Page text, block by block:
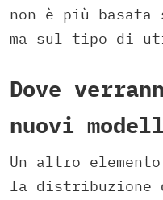
non è più
ma sul tipo di
Dove
nuovi
Un altro
la distribuzione